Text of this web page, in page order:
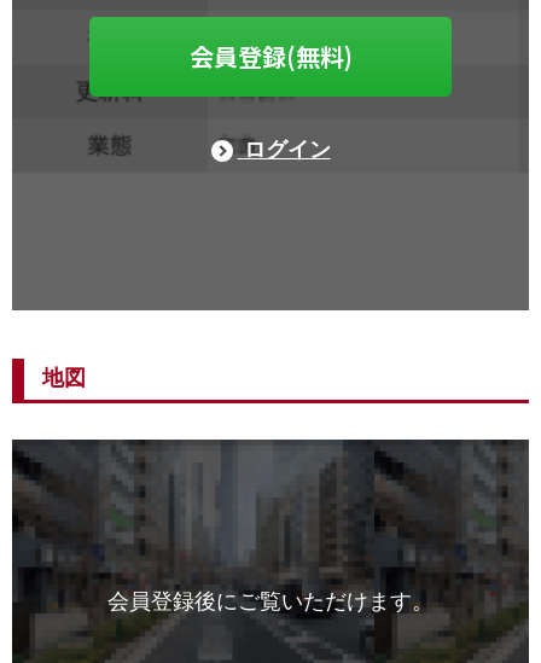
会員登録(無料)
ログイン
地図
会員登録後にご覧いただけます。